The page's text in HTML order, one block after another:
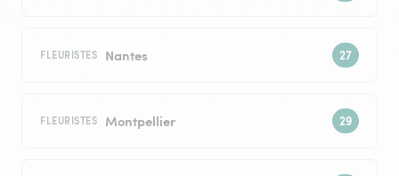
FLEURISTES Nantes
FLEURISTES Montpellier